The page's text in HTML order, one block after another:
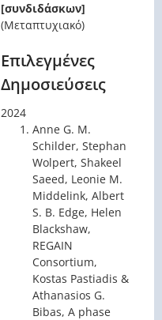
[συνδιδάσκων]
(Μεταπτυχιακό)
Επιλεγμένες
Δημοσιεύσεις
2024
Anne G. M.
Schilder, Stephan
Wolpert, Shakeel
Saeed, Leonie M.
Middelink, Albert
S. B. Edge, Helen
Blackshaw,
REGAIN
Consortium,
Kostas Pastiadis &
Athanasios G.
Bibas, A phase